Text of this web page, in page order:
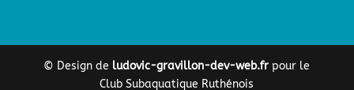
© Design de ludovic-gravillon-dev-web.fr pour le
Club Subaquatique Ruthénois